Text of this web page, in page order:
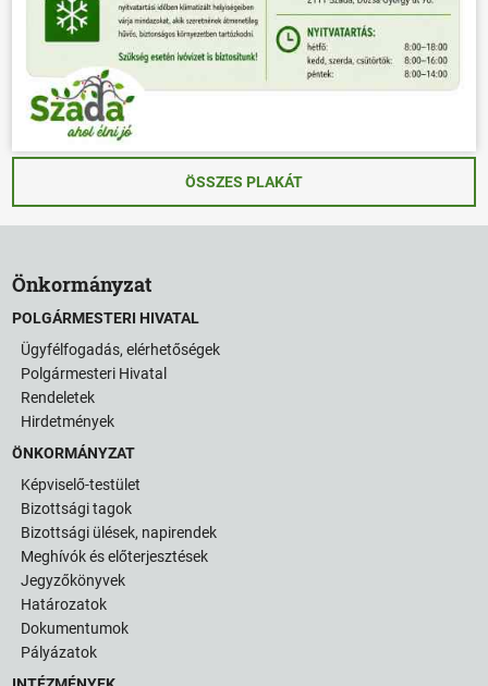
ÖSSZES PLAKÁT
Önkormányzat
POLGÁRMESTERI HIVATAL
Ügyfélfogadás, elérhetőségek
Polgármesteri Hivatal
Rendeletek
Hirdetmények
ÖNKORMÁNYZAT
Képviselő-testület
Bizottsági tagok
Bizottsági ülések, napirendek
Meghívók és előterjesztések
Jegyzőkönyvek
Határozatok
Dokumentumok
Pályázatok